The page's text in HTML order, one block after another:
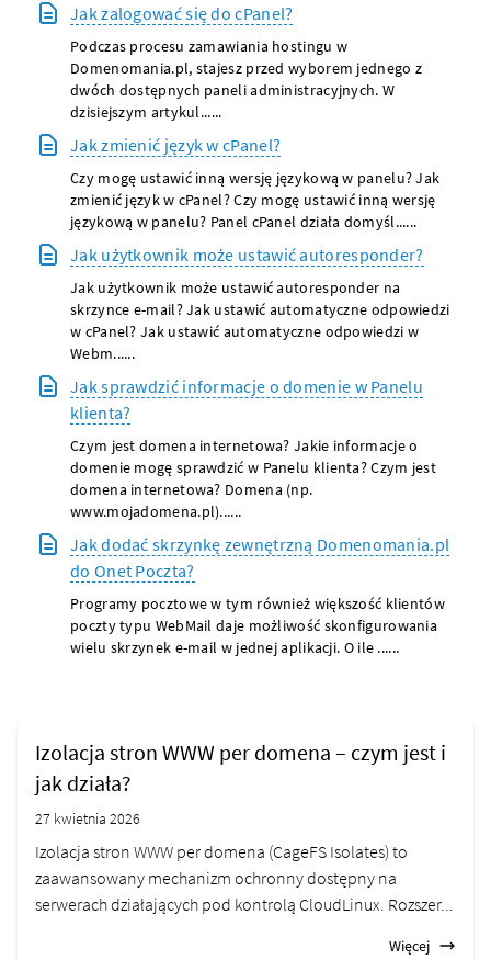
Jak zalogować się do cPanel?
Podczas procesu zamawiania hostingu w
Domenomania.pl, stajesz przed wyborem jednego z
dwóch dostępnych paneli administracyjnych. W
dzisiejszym artykul......
Jak zmienić język w cPanel?
Czy mogę ustawić inną wersję językową w panelu? Jak
zmienić język w cPanel? Czy mogę ustawić inną wersję
językową w panelu? Panel cPanel działa domyśl......
Jak użytkownik może ustawić autoresponder?
Jak użytkownik może ustawić autoresponder na
skrzynce e-mail? Jak ustawić automatyczne odpowiedzi
w cPanel? Jak ustawić automatyczne odpowiedzi w
Webm......
Jak sprawdzić informacje o domenie w Panelu
klienta?
Czym jest domena internetowa? Jakie informacje o
domenie mogę sprawdzić w Panelu klienta? Czym jest
domena internetowa? Domena (np.
www.mojadomena.pl)......
Jak dodać skrzynkę zewnętrzną Domenomania.pl
do Onet Poczta?
Programy pocztowe w tym również większość klientów
poczty typu WebMail daje możliwość skonfigurowania
wielu skrzynek e-mail w jednej aplikacji. O ile ......
Izolacja stron WWW per domena – czym jest i
jak działa?
27 kwietnia 2026
Izolacja stron WWW per domena (CageFS Isolates) to
zaawansowany mechanizm ochronny dostępny na
serwerach działających pod kontrolą CloudLinux. Rozszer...
Więcej